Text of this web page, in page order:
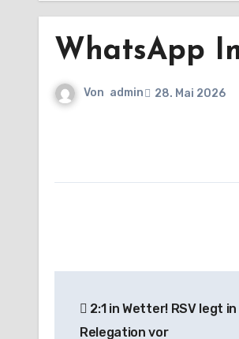
WhatsApp
Von admin 28. Mai 2026
2:1 in Wetter! RSV legt
Relegation vor